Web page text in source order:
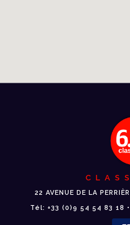
22 AVENUE DE LA
Tél: +33 (0)9 54 54 83 18 •